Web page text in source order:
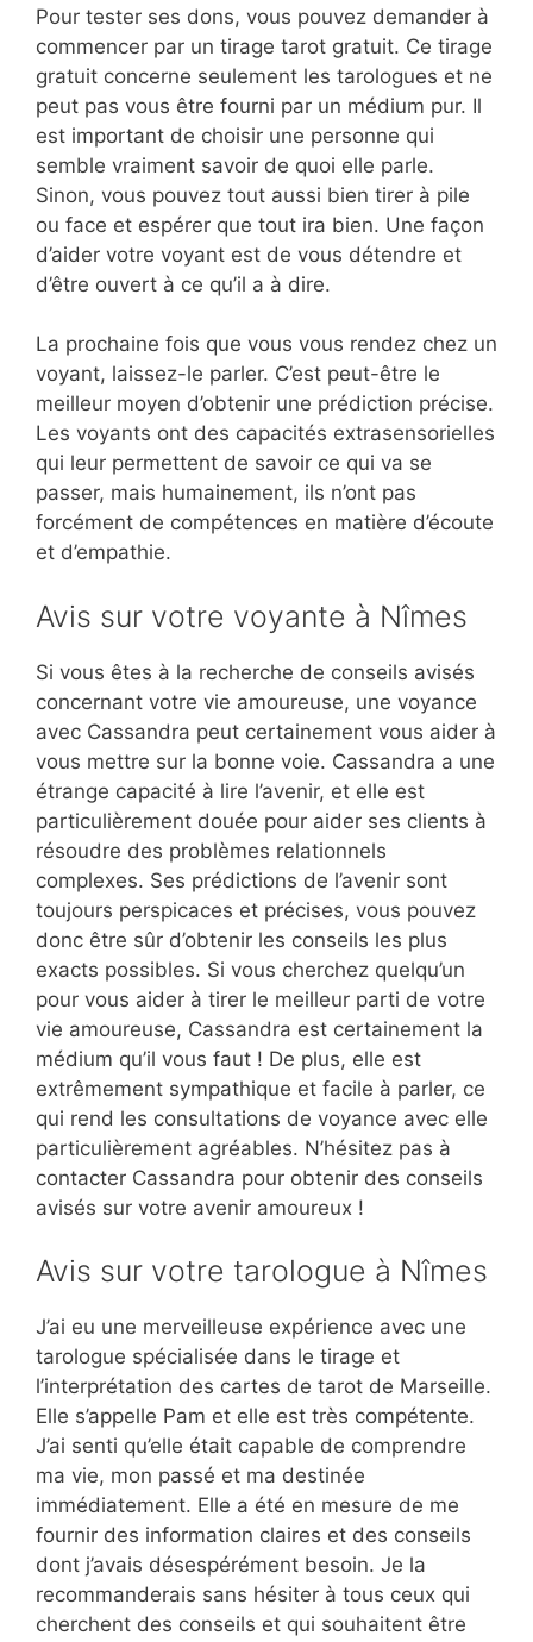
Pour tester ses dons, vous pouvez demander à
commencer par un tirage tarot gratuit. Ce tirage
gratuit concerne seulement les tarologues et ne
peut pas vous être fourni par un médium pur. Il
est important de choisir une personne qui
semble vraiment savoir de quoi elle parle.
Sinon, vous pouvez tout aussi bien tirer à pile
ou face et espérer que tout ira bien. Une façon
d’aider votre voyant est de vous détendre et
d’être ouvert à ce qu’il a à dire.
La prochaine fois que vous vous rendez chez un
voyant, laissez-le parler. C’est peut-être le
meilleur moyen d’obtenir une prédiction précise.
Les voyants ont des capacités extrasensorielles
qui leur permettent de savoir ce qui va se
passer, mais humainement, ils n’ont pas
forcément de compétences en matière d’écoute
et d’empathie.
Avis sur votre voyante à Nîmes
Si vous êtes à la recherche de conseils avisés
concernant votre vie amoureuse, une voyance
avec Cassandra peut certainement vous aider à
vous mettre sur la bonne voie. Cassandra a une
étrange capacité à lire l’avenir, et elle est
particulièrement douée pour aider ses clients à
résoudre des problèmes relationnels
complexes. Ses prédictions de l’avenir sont
toujours perspicaces et précises, vous pouvez
donc être sûr d’obtenir les conseils les plus
exacts possibles. Si vous cherchez quelqu’un
pour vous aider à tirer le meilleur parti de votre
vie amoureuse, Cassandra est certainement la
médium qu’il vous faut ! De plus, elle est
extrêmement sympathique et facile à parler, ce
qui rend les consultations de voyance avec elle
particulièrement agréables. N’hésitez pas à
contacter Cassandra pour obtenir des conseils
avisés sur votre avenir amoureux !
Avis sur votre tarologue à Nîmes
J’ai eu une merveilleuse expérience avec une
tarologue spécialisée dans le tirage et
l’interprétation des cartes de tarot de Marseille.
Elle s’appelle Pam et elle est très compétente.
J’ai senti qu’elle était capable de comprendre
ma vie, mon passé et ma destinée
immédiatement. Elle a été en mesure de me
fournir des information claires et des conseils
dont j’avais désespérément besoin. Je la
recommanderais sans hésiter à tous ceux qui
cherchent des conseils et qui souhaitent être